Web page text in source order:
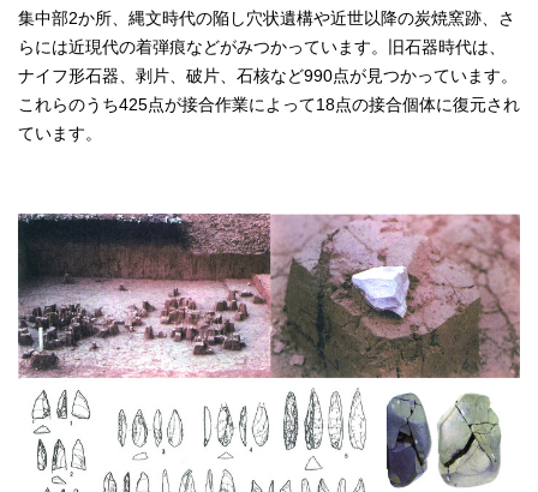
集中部2か所、縄文時代の陥し穴状遺構や近世以降の炭焼窯跡、さ
らには近現代の着弾痕などがみつかっています。旧石器時代は、
ナイフ形石器、剥片、破片、石核など990点が見つかっています。
これらのうち425点が接合作業によって18点の接合個体に復元され
ています。